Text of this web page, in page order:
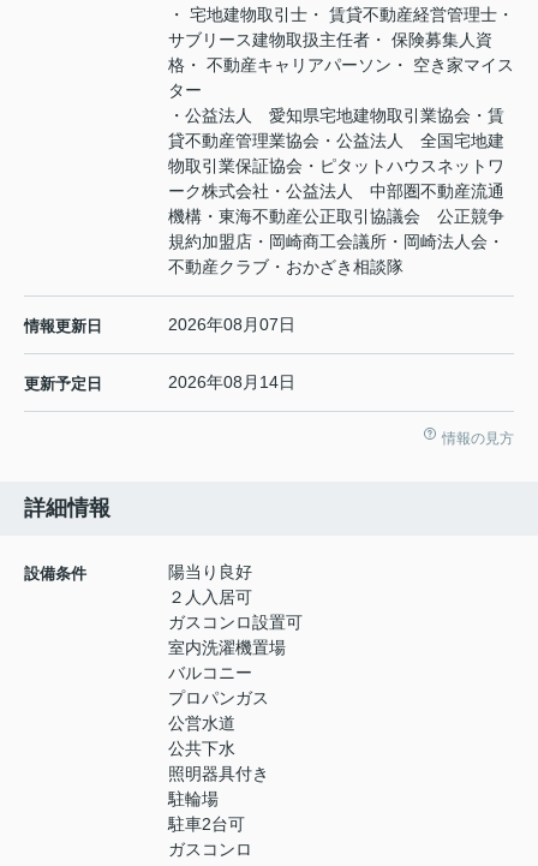
・ 宅地建物取引士・ 賃貸不動産経営管理士・
サブリース建物取扱主任者・ 保険募集人資
格・ 不動産キャリアパーソン・ 空き家マイス
ター
・公益法人 愛知県宅地建物取引業協会・賃
貸不動産管理業協会・公益法人 全国宅地建
物取引業保証協会・ピタットハウスネットワ
ーク株式会社・公益法人 中部圏不動産流通
機構・東海不動産公正取引協議会 公正競争
規約加盟店・岡崎商工会議所・岡崎法人会・
不動産クラブ・おかざき相談隊
情報更新日 2026年08月07日
更新予定日 2026年08月14日
情報の見方
詳細情報
設備条件
陽当り良好
２人入居可
ガスコンロ設置可
室内洗濯機置場
バルコニー
プロパンガス
公営水道
公共下水
照明器具付き
駐輪場
駐車2台可
ガスコンロ